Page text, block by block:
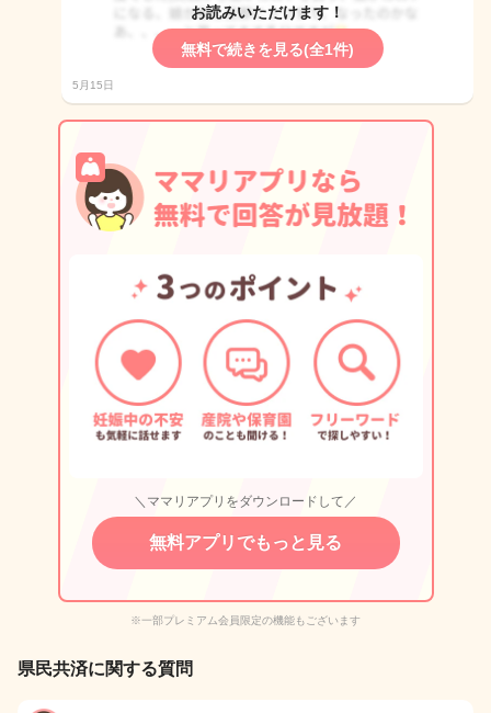
お読みいただけます！
無料で続きを見る(全1件)
5月15日
＼ママリアプリをダウンロードして／
無料アプリでもっと見る
※一部プレミアム会員限定の機能もございます
県民共済に関する質問